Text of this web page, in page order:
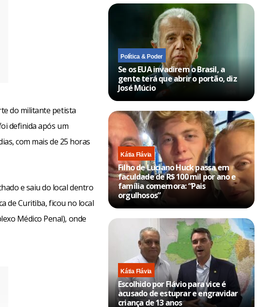
do militante petista
definida após um
com mais de 25 horas
e saiu do local dentro
de Curitiba, ficou no local
Médico Penal), onde
Política & Poder
Se os EUA invadirem o Brasil, a
gente terá que abrir o portão, diz
José Múcio
Kátia Flávia
Filho de Luciano Huck passa em
faculdade de R$ 100 mil por ano e
família comemora: “Pais
orgulhosos”
Kátia Flávia
Escolhido por Flávio para vice é
acusado de estuprar e engravidar
criança de 13 anos